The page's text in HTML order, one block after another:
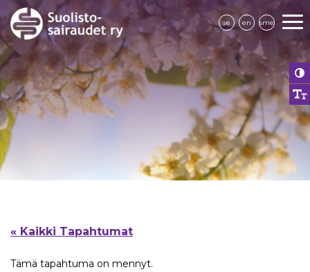
se en sme
« Kaikki Tapahtumat
Tämä tapahtuma on mennyt.